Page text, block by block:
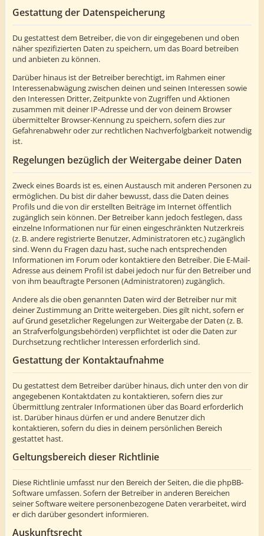
Gestattung der Datenspeicherung
Du gestattest dem Betreiber, die von dir eingegebenen und oben
näher spezifizierten Daten zu speichern, um das Board betreiben
und anbieten zu können.
Darüber hinaus ist der Betreiber berechtigt, im Rahmen einer
Interessenabwägung zwischen deinen und seinen Interessen sowie
den Interessen Dritter, Zeitpunkte von Zugriffen und Aktionen
zusammen mit deiner IP-Adresse und der von deinem Browser
übermittelter Browser-Kennung zu speichern, sofern dies zur
Gefahrenabwehr oder zur rechtlichen Nachverfolgbarkeit notwendig
ist.
Regelungen bezüglich der Weitergabe deiner Daten
Zweck eines Boards ist es, einen Austausch mit anderen Personen zu
ermöglichen. Du bist dir daher bewusst, dass die Daten deines
Profils und die von dir erstellten Beiträge im Internet öffentlich
zugänglich sein können. Der Betreiber kann jedoch festlegen, dass
einzelne Informationen nur für einen eingeschränkten Nutzerkreis
(z. B. andere registrierte Benutzer, Administratoren etc.) zugänglich
sind. Wenn du Fragen dazu hast, suche nach entsprechenden
Informationen im Forum oder kontaktiere den Betreiber. Die E-Mail-
Adresse aus deinem Profil ist dabei jedoch nur für den Betreiber und
von ihm beauftragte Personen (Administratoren) zugänglich.
Andere als die oben genannten Daten wird der Betreiber nur mit
deiner Zustimmung an Dritte weitergeben. Dies gilt nicht, sofern er
auf Grund gesetzlicher Regelungen zur Weitergabe der Daten (z. B.
an Strafverfolgungsbehörden) verpflichtet ist oder die Daten zur
Durchsetzung rechtlicher Interessen erforderlich sind.
Gestattung der Kontaktaufnahme
Du gestattest dem Betreiber darüber hinaus, dich unter den von dir
angegebenen Kontaktdaten zu kontaktieren, sofern dies zur
Übermittlung zentraler Informationen über das Board erforderlich
ist. Darüber hinaus dürfen er und andere Benutzer dich
kontaktieren, sofern du dies in deinem persönlichen Bereich
gestattet hast.
Geltungsbereich dieser Richtlinie
Diese Richtlinie umfasst nur den Bereich der Seiten, die die phpBB-
Software umfassen. Sofern der Betreiber in anderen Bereichen
seiner Software weitere personenbezogene Daten verarbeitet, wird
er dich darüber gesondert informieren.
Auskunftsrecht